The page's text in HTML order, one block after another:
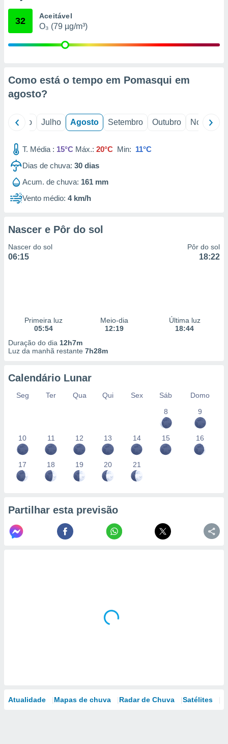
através
1199
32 Aceitável
O₃ (79 µg/m³)
Como está o tempo em Pomasqui em
agosto?
Junho Julho Agosto Setembro Outubro Novembro
T. Média : 15°C Máx.: 20°C Min: 11°C
Dias de chuva: 30 dias
Acum. de chuva: 161 mm
Vento médio: 4 km/h
Nascer e Pôr do sol
Nascer do sol
06:15
Pôr do sol
18:22
Primeira luz
05:54
Meio-dia
12:19
Última luz
18:44
Duração do dia 12h7m
Luz da manhã restante 7h28m
Calendário Lunar
Seg Ter Qua Qui Sex Sáb
Domo
8
9
10 11 12 13 14 15 16
17 18 19 20 21
Partilhar esta previsão
Atualidade Mapas de chuva Radar de Chuva Satélites